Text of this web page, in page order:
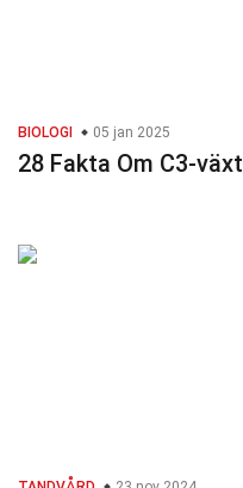
BIOLOGI 05 jan 2025
28 Fakta Om C3-växt